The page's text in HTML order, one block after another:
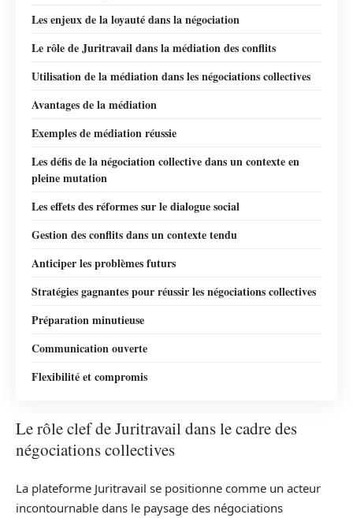
Les enjeux de la loyauté dans la négociation
Le rôle de Juritravail dans la médiation des conflits
Utilisation de la médiation dans les négociations collectives
Avantages de la médiation
Exemples de médiation réussie
Les défis de la négociation collective dans un contexte en
pleine mutation
Les effets des réformes sur le dialogue social
Gestion des conflits dans un contexte tendu
Anticiper les problèmes futurs
Stratégies gagnantes pour réussir les négociations collectives
Préparation minutieuse
Communication ouverte
Flexibilité et compromis
Le rôle clef de Juritravail dans le cadre des
négociations collectives
La plateforme Juritravail se positionne comme un acteur
incontournable dans le paysage des négociations